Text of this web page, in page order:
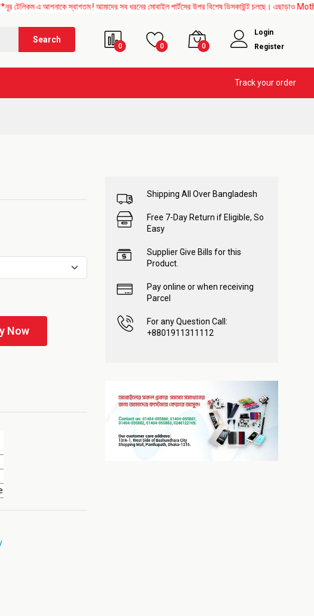
আপনাকে স্বাগতম ! আমাদের সব ধরনের মোবাইল পার্টসের উপর বিশেষ ডিসকাউন্ট চলছে। এছাড়াও Mother
Search
0 0 0
Login
Register
Track your order
Now
Shipping All Over Bangladesh
Free 7-Day Return if Eligible, So
Easy
Supplier Give Bills for this
Product.
Pay online or when receiving
Parcel
For any Question Call:
+8801911311112